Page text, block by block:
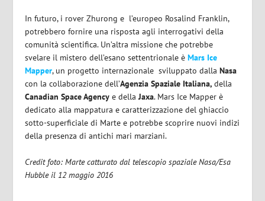
In futuro, i rover Zhurong e l’europeo Rosalind Franklin,
potrebbero fornire una risposta agli interrogativi della
comunità scientifica. Un’altra missione che potrebbe
svelare il mistero dell’esano settentrionale èMars Ice
Mapper, un progetto internazionale sviluppato dallaNasa
con la collaborazione dell’Agenzia Spaziale Italiana,della
Canadian Space Agency e della Jaxa. Mars Ice Mapper è
dedicato alla mappatura e caratterizzazione del ghiaccio
sotto-superficiale di Marte e potrebbe scoprire nuovi indizi
della presenza di antichi mari marziani.
Credit foto: Marte catturato dal telescopio spaziale Nasa/Esa
Hubble il 12 maggio 2016